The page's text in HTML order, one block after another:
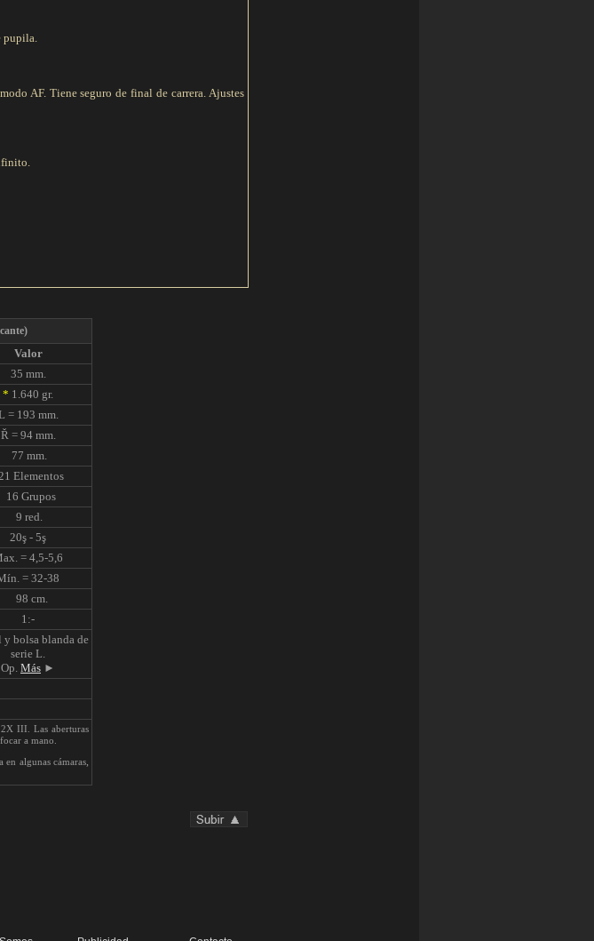
pupila.
AF. Tiene seguro de final de carrera. Ajustes
Valor
35 mm.
* 1.640 gr.
= 193 mm.
Ř = 94 mm.
77 mm.
Elementos
16 Grupos
9 red.
20ş - 5ş
= 4,5-5,6
= 32-38
98 cm.
1:-
y bolsa blanda de
serie L.
Op. Más ►
III. Las aberturas
a mano.
en algunas cámaras,